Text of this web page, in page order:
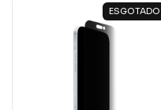
ESGOTADO